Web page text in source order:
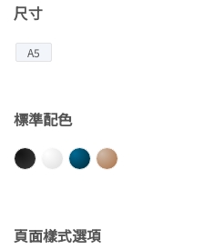
尺寸
A5
標準配色
頁面樣式選項